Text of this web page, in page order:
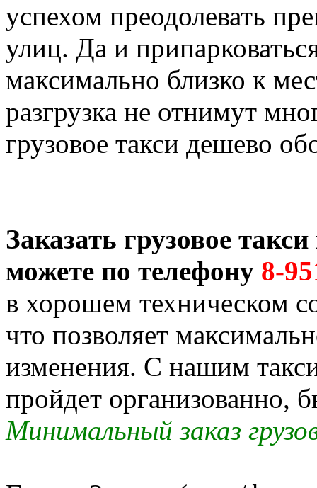
успехом преодолевать
улиц. Да и
максимально близко к
разгрузка не отнимут
грузовое такси дешево
Заказать грузовое
можете по телефону 8-
в хорошем техническом
что позволяет
изменения. С нашим
пройдет организованно,
Минимальный заказ